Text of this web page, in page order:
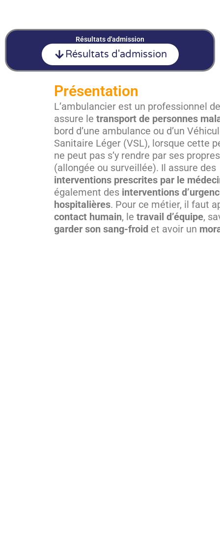
Résultats d'admission
Résultats d'admission
Présentation
L’ambulancier est un professionnel
assure le transport de personnes
bord d’une ambulance ou d’un
Sanitaire Léger (VSL), lorsque cette
ne peut pas s’y rendre par ses
(allongée ou surveillée). Il assure des
interventions prescrites par le
également des interventions
hospitalières. Pour ce métier, il faut
contact humain, le travail d’équipe,
garder son sang-froid et avoir un